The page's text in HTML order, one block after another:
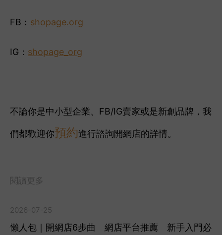
FB： shopage.org
IG： shopage_org
不論你是中小型企業、FB/IG賣家或是新創品牌，我
們都歡迎你預約進行諮詢開網店的詳情。
閱讀更多
2026-07-25
懶人包｜開網店6步曲 網店平台推薦 新手入門必